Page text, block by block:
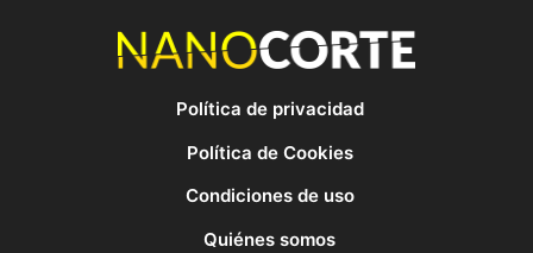
Política de privacidad
Política de Cookies
Condiciones de uso
Quiénes somos